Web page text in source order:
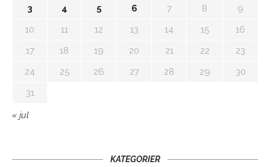
3
4 5 6 7 8
9
10
11 12 13 14 15
16
17
18 19 20 21 22
23
24
25 26 27 28 29
30
31
« jul
KATEGORIER